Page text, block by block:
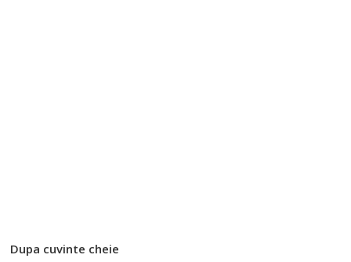
Dupa cuvinte cheie